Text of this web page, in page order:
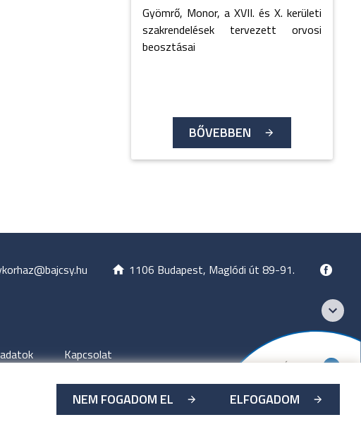
NEM FOGADOM EL ELFOGADOM
Gyömrő, Monor, a XVII. és X. kerületi
szakrendelések tervezett orvosi
beosztásai
BŐVEBBEN
1106 Budapest, Maglódi út 89-91.
Kapcsolat
2026